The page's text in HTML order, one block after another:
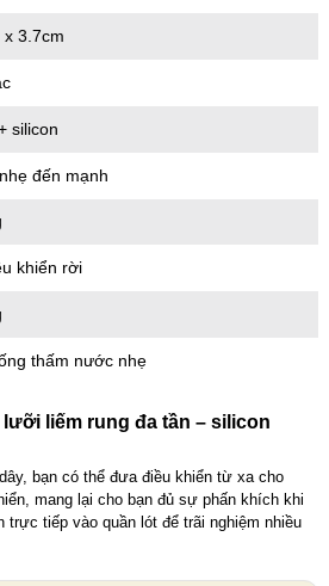
x 3.7cm
silicon
đến mạnh
khiển rời
thấm nước nhẹ
liếm rung đa tần – silicon
bạn có thể đưa điều khiển từ xa cho
mang lại cho bạn đủ sự phấn khích khi
trực tiếp vào quần lót để trãi nghiệm nhiều